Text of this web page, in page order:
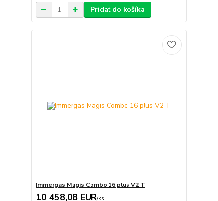
Pridať do košíka
Immergas Magis Combo 16 plus V2 T
10 458,08 EUR/ks